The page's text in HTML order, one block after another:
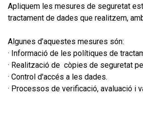
Apliquem les mesures de seguretat
tractament de dades que realitzem,
Algunes d’aquestes mesures són:
· Informació de les polítiques de
· Realització de còpies de seguretat
· Control d'accés a les dades.
· Processos de verificació, avaluació i